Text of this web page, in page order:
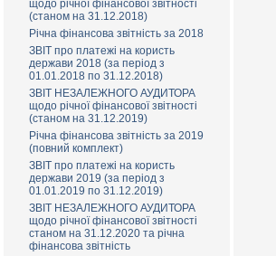
щодо річної фінансової звітності
(станом на 31.12.2018)
Річна фінансова звітність за 2018
ЗВІТ про платежі на користь
держави 2018 (за період з
01.01.2018 по 31.12.2018)
ЗВІТ НЕЗАЛЕЖНОГО АУДИТОРА
щодо річної фінансової звітності
(станом на 31.12.2019)
Річна фінансова звітність за 2019
(повний комплект)
ЗВІТ про платежі на користь
держави 2019 (за період з
01.01.2019 по 31.12.2019)
ЗВІТ НЕЗАЛЕЖНОГО АУДИТОРА
щодо річної фінансової звітності
станом на 31.12.2020 та річна
фінансова звітність